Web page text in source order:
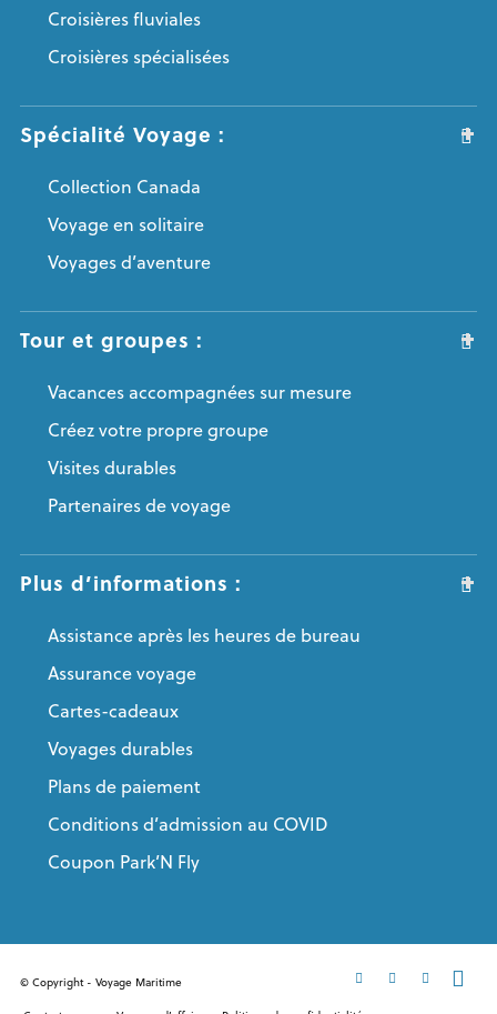
Croisières fluviales
Croisières spécialisées
Spécialité Voyage :
Collection Canada
Voyage en solitaire
Voyages d’aventure
Tour et groupes :
Vacances accompagnées sur mesure
Créez votre propre groupe
Visites durables
Partenaires de voyage
Plus d’informations :
Assistance après les heures de bureau
Assurance voyage
Cartes-cadeaux
Voyages durables
Plans de paiement
Conditions d’admission au COVID
Coupon Park’N Fly
© Copyright - Voyage Maritime